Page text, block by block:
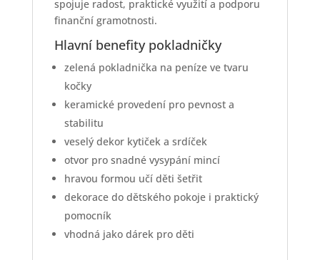
Popis
Další informace
Zelená pokladnička ve
tvaru kočky –
keramická kasička s
dekorem
Zelená pokladnička na peníze ve tvaru
kočkypřináší dětem hravý a přirozený
způsob, jak si ukládat první úspory a
vytvářet správné finanční návyky.